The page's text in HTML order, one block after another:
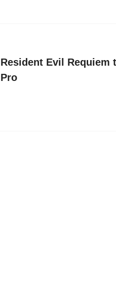
Resident Evil Requiem
Pro